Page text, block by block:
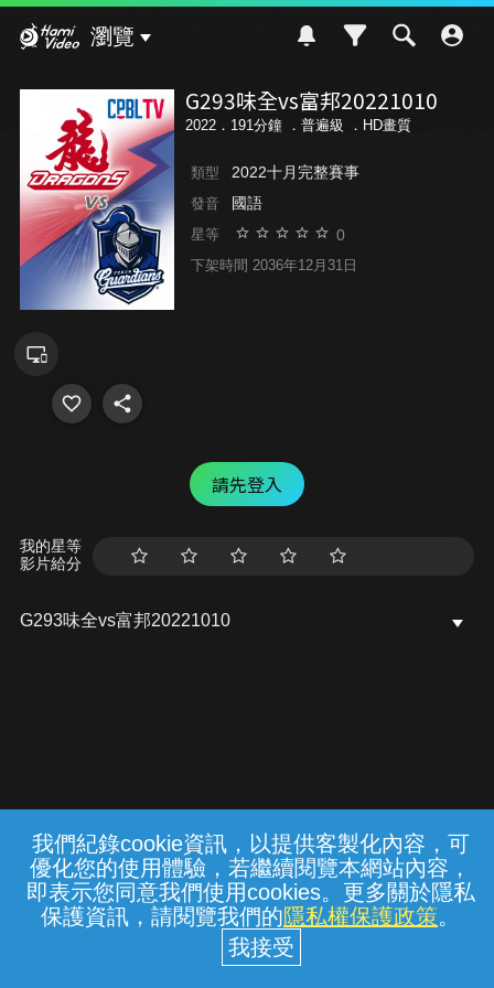
我們紀錄cookie資訊，以提供客製化內容，可
優化您的使用體驗，若繼續閱覽本網站內容，
即表示您同意我們使用cookies。更多關於隱私
保護資訊，請閱覽我們的隱私權保護政策。
瀏覽
G293味全vs富邦20221010
2022．191分鐘 ． 普遍級 ．HD畫質
類型 2022十月完整賽事
發音 國語
星等 0
下架時間 2036年12月31日
請先登入
我的星等
影片給分
G293味全vs富邦20221010
常見問題 線上客服 服務條款 隱私權保護
中華電信股份有限公司個人家庭分公司
(統一編號：96979949) © 2026
{{notifyMsg}}